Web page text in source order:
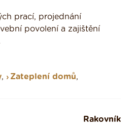
prací, projednání
povolení a zajištění
, Zateplení domů,
Rakovník